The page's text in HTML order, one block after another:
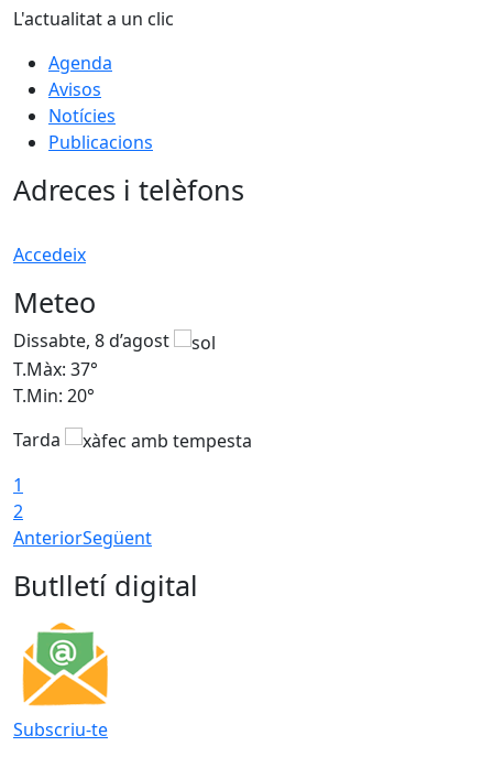
L'actualitat a un clic
Agenda
Avisos
Notícies
Publicacions
Adreces i telèfons
Accedeix
Meteo
Dissabte, 8 d’agost
T.Màx: 37°
T.Min: 20°
Tarda
1
2
AnteriorSegüent
Butlletí digital
Subscriu-te